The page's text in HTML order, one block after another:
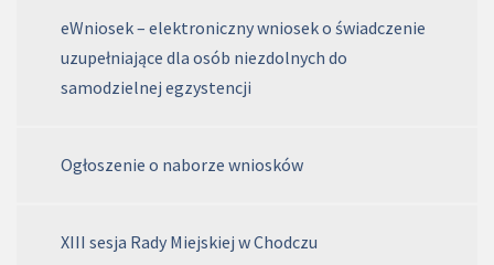
eWniosek – elektroniczny wniosek o świadczenie
uzupełniające dla osób niezdolnych do
samodzielnej egzystencji
Ogłoszenie o naborze wniosków
XIII sesja Rady Miejskiej w Chodczu